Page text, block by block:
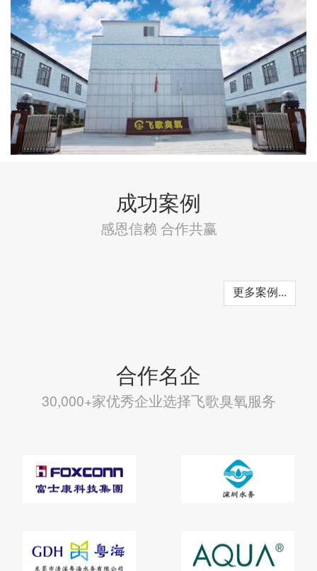
成功案例
感恩信赖 合作共赢
更多案例...
合作名企
30,000+家优秀企业选择飞歌臭氧服务